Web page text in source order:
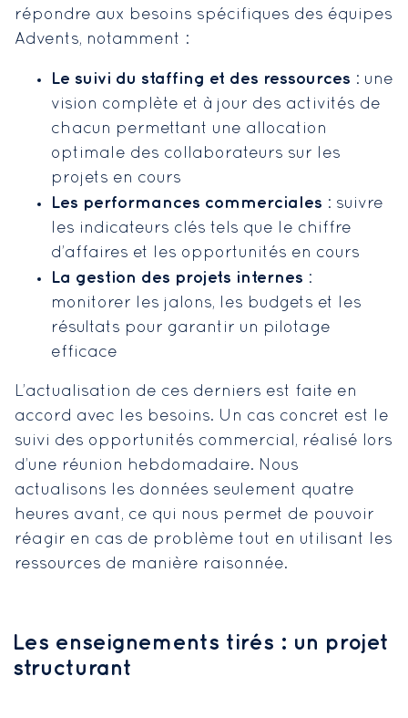
répondre aux besoins spécifiques des équipes
Advents, notamment :
Le suivi du staffing et des ressources : une
vision complète et à jour des activités de
chacun permettant une allocation
optimale des collaborateurs sur les
projets en cours
Les performances commerciales : suivre
les indicateurs clés tels que le chiffre
d’affaires et les opportunités en cours
La gestion des projets internes :
monitorer les jalons, les budgets et les
résultats pour garantir un pilotage
efficace
L’actualisation de ces derniers est faite en
accord avec les besoins. Un cas concret est le
suivi des opportunités commercial, réalisé lors
d’une réunion hebdomadaire. Nous
actualisons les données seulement quatre
heures avant, ce qui nous permet de pouvoir
réagir en cas de problème tout en utilisant les
ressources de manière raisonnée.
Les enseignements tirés : un projet
structurant